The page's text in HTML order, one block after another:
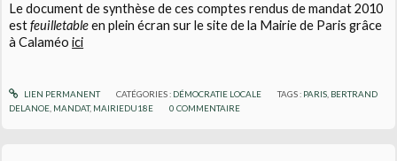
Le document de synthèse de ces comptes rendus de mandat 2010
estfeuilletableen plein écran sur le site de la Mairie de Paris grâce
à Calaméoici
LIEN PERMANENT CATÉGORIES : DÉMOCRATIE LOCALE TAGS : PARIS BERTRAND
DELANOE MANDAT, MAIRIEDU18E 0 COMMENTAIRE